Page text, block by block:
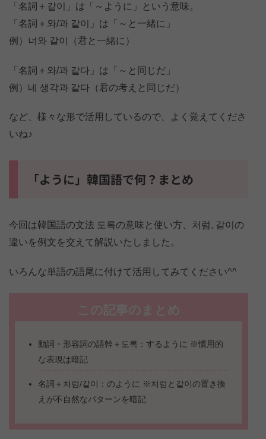
「名詞＋같이」は「～ように」という意味。
「名詞＋와/과 같이」は「～と一緒に」
例）너와 같이（君と一緒に）
「名詞＋와/과 같다」は「～と同じだ」
例）네 생각과 같다（君の考えと同じだ）
など、様々な形で活用しているので、よく覚えてくださ
いね♪
「ように」韓国語で何？まとめ
今回は韓国語の文法 도록の意味と使い方、처럼, 같이の
違いを例文を交えて解説いたしました。
いろんな単語の語尾に付けて活用してみてください^^
この記事のまとめ
動詞・形容詞の語幹＋도록：するように ※慣用的
な表現は暗記
名詞＋처럼/같이：のように ※처럼と같이の置き換
えが不自然なパターンを暗記